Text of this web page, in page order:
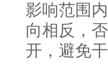
影响范围
向相反，
开，避免